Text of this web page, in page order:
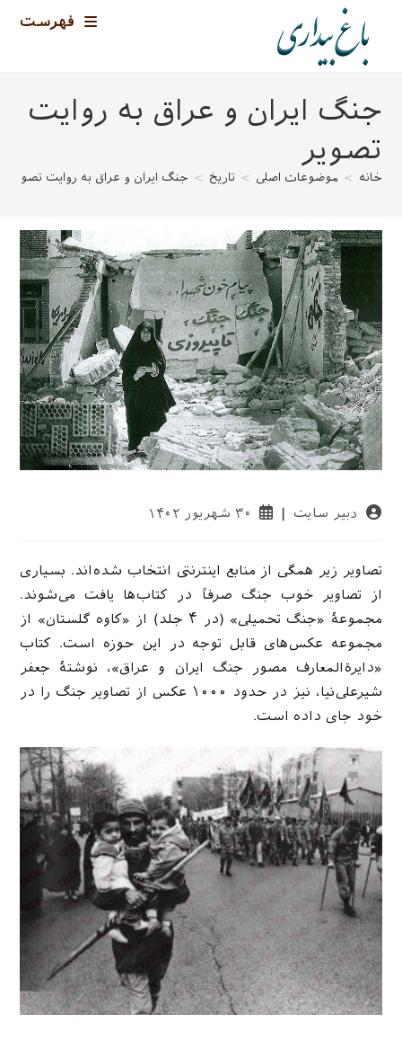
فهرست
جنگ ایران و عراق به روایت
تصویر
خانه > موضوعات اصلی > تاریخ > جنگ ایران و عراق به روایت تصویر
نویسندهٔدبیر سایت
نوشته
است:
۳۰ شهریور ۱۴۰۲
تصاویر زیر همگی از منابع اینترنتی انتخاب شده‌اند. بسیاری
از تصاویر خوب جنگ صرفاً در کتاب‌ها یافت می‌شوند.
مجموعهٔ «جنگ تحمیلی» (در ۴ جلد) از «کاوه گلستان» از
مجموعه عکس‌های قابل توجه در این حوزه است. کتاب
«دایرةالمعارف مصور جنگ ایران و عراق»، نوشتهٔ جعفر
شیرعلی‌نیا، نیز در حدود ۱۰۰۰ عکس از تصاویر جنگ را در
خود جای داده است.
اعزام به جبهه‌های جنگ از شهرهای مختلف ایران